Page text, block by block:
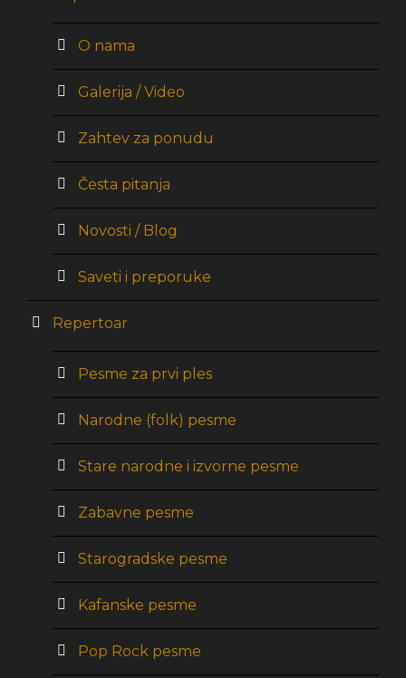
O nama
Galerija / Video
Zahtev za ponudu
Česta pitanja
Novosti / Blog
Saveti i preporuke
Repertoar
Pesme za prvi ples
Narodne (folk) pesme
Stare narodne i izvorne pesme
Zabavne pesme
Starogradske pesme
Kafanske pesme
Pop Rock pesme